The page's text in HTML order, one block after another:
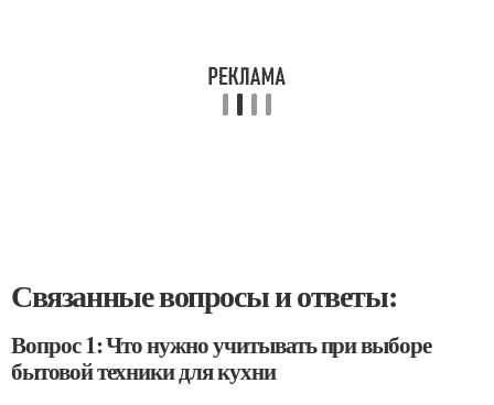
Связанные вопросы и ответы:
Вопрос 1: Что нужно учитывать при выборе
бытовой техники для кухни